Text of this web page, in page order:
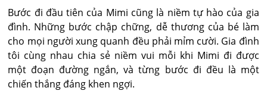
Bước đi đầu tiên của Mimi cũng là niềm tự hào của gia
đình. Những bước chập chững, dễ thương của bé làm
cho mọi người xung quanh đều phải mỉm cười. Gia đình
tôi cùng nhau chia sẻ niềm vui mỗi khi Mimi đi được
một đoạn đường ngắn, và từng bước đi đều là một
chiến thắng đáng khen ngợi.